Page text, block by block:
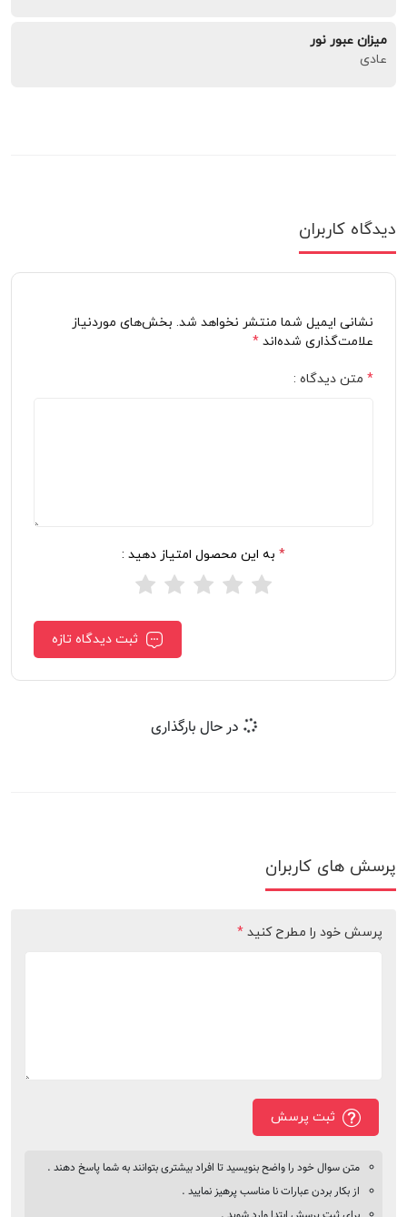
میزان عبور نور
عادی
دیدگاه کاربران
نشانی ایمیل شما منتشر نخواهد شد. بخش‌های موردنیاز
علامت‌گذاری شده‌اند *
* متن دیدگاه :
* به این محصول امتیاز دهید :
در حال بارگذاری
پرسش های کاربران
پرسش خود را مطرح کنید *
متن سوال خود را واضح بنویسید تا افراد بیشتری بتوانند به شما پاسخ دهند .
از بکار بردن عبارات نا مناسب پرهیز نمایید .